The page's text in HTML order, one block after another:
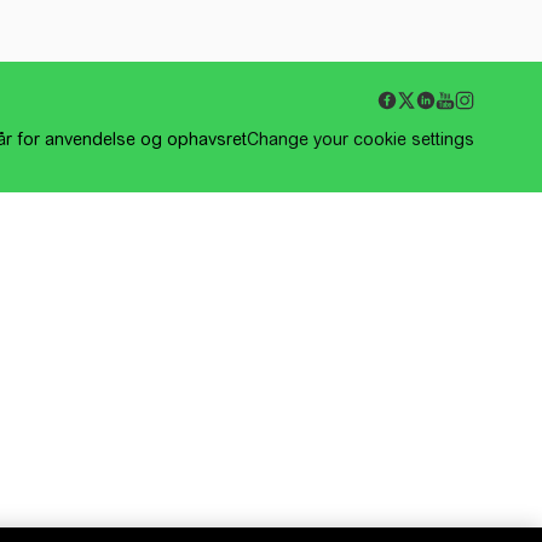
for anvendelse og ophavsretChange your cookie settings